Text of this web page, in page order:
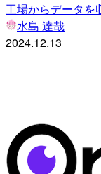
工場からデータを
水島 達哉
2024.12.13